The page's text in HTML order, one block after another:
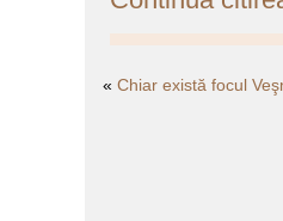
« Chiar există focul